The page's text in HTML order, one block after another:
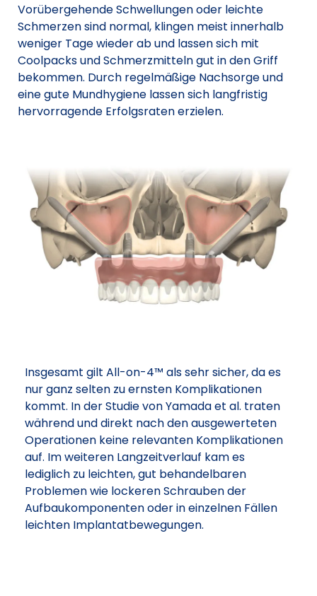
Vorübergehende Schwellungen oder leichte
Schmerzen sind normal, klingen meist innerhalb
weniger Tage wieder ab und lassen sich mit
Coolpacks und Schmerzmitteln gut in den Griff
bekommen. Durch regelmäßige Nachsorge und
eine gute Mundhygiene lassen sich langfristig
hervorragende Erfolgsraten erzielen.
Insgesamt gilt All-on-4™ als sehr sicher, da es
nur ganz selten zu ernsten Komplikationen
kommt. In der Studie von Yamada et al. traten
während und direkt nach den ausgewerteten
Operationen keine relevanten Komplikationen
auf. Im weiteren Langzeitverlauf kam es
lediglich zu leichten, gut behandelbaren
Problemen wie lockeren Schrauben der
Aufbaukomponenten oder in einzelnen Fällen
leichten Implantatbewegungen.